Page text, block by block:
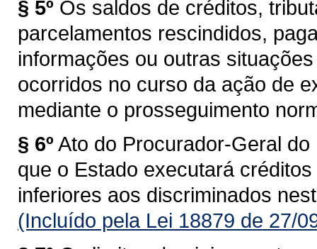
§ 5º Os saldos de créditos,
parcelamentos rescindidos,
informações ou outras
ocorridos no curso da ação de
mediante o prosseguimento
§ 6º Ato do Procurador-Geral
que o Estado executará
inferiores aos discriminados
(Incluído pela Lei 18879 de 27/